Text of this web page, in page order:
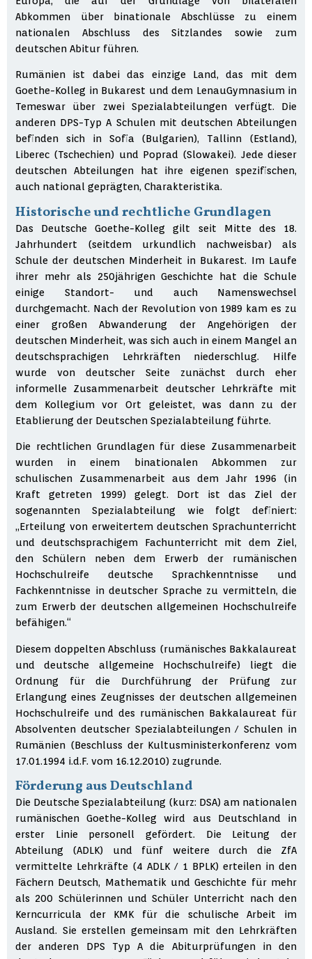
Abkommen über binationale Abschlüsse zu einem
nationalen Abschluss des Sitzlandes sowie zum
deutschen Abitur führen.
Rumänien ist dabei das einzige Land, das mit dem
Goethe-Kolleg in Bukarest und dem LenauGymnasium in
Temeswar über zwei Spezialabteilungen verfügt. Die
anderen DPS-Typ A Schulen mit deutschen Abteilungen
befinden sich in Sofia (Bulgarien), Tallinn (Estland),
Liberec (Tschechien) und Poprad (Slowakei). Jede dieser
deutschen Abteilungen hat ihre eigenen spezifischen,
auch national geprägten, Charakteristika.
Historische und rechtliche Grundlagen
Das Deutsche Goethe-Kolleg gilt seit Mitte des 18.
Jahrhundert (seitdem urkundlich nachweisbar) als
Schule der deutschen Minderheit in Bukarest. Im Laufe
ihrer mehr als 250jährigen Geschichte hat die Schule
einige Standort- und auch Namenswechsel
durchgemacht. Nach der Revolution von 1989 kam es zu
einer großen Abwanderung der Angehörigen der
deutschen Minderheit, was sich auch in einem Mangel an
deutschsprachigen Lehrkräften niederschlug. Hilfe
wurde von deutscher Seite zunächst durch eher
informelle Zusammenarbeit deutscher Lehrkräfte mit
dem Kollegium vor Ort geleistet, was dann zu der
Etablierung der Deutschen Spezialabteilung führte.
Die rechtlichen Grundlagen für diese Zusammenarbeit
wurden in einem binationalen Abkommen zur
schulischen Zusammenarbeit aus dem Jahr 1996 (in
Kraft getreten 1999) gelegt. Dort ist das Ziel der
sogenannten Spezialabteilung wie folgt definiert:
„Erteilung von erweitertem deutschen Sprachunterricht
und deutschsprachigem Fachunterricht mit dem Ziel,
den Schülern neben dem Erwerb der rumänischen
Hochschulreife deutsche Sprachkenntnisse und
Fachkenntnisse in deutscher Sprache zu vermitteln, die
zum Erwerb der deutschen allgemeinen Hochschulreife
befähigen.“
Diesem doppelten Abschluss (rumänisches Bakkalaureat
und deutsche allgemeine Hochschulreife) liegt die
Ordnung für die Durchführung der Prüfung zur
Erlangung eines Zeugnisses der deutschen allgemeinen
Hochschulreife und des rumänischen Bakkalaureat für
Absolventen deutscher Spezialabteilungen / Schulen in
Rumänien (Beschluss der Kultusministerkonferenz vom
17.01.1994 i.d.F. vom 16.12.2010) zugrunde.
Förderung aus Deutschland
Die Deutsche Spezialabteilung (kurz: DSA) am nationalen
rumänischen Goethe-Kolleg wird aus Deutschland in
erster Linie personell gefördert. Die Leitung der
Abteilung (ADLK) und fünf weitere durch die ZfA
vermittelte Lehrkräfte (4 ADLK / 1 BPLK) erteilen in den
Fächern Deutsch, Mathematik und Geschichte für mehr
als 200 Schülerinnen und Schüler Unterricht nach den
Kerncurricula der KMK für die schulische Arbeit im
Ausland. Sie erstellen gemeinsam mit den Lehrkräften
der anderen DPS Typ A die Abiturprüfungen in den